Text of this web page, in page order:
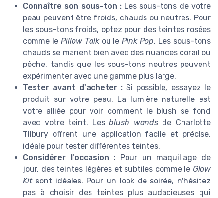
Connaître son sous-ton :Les sous-tons de votre
peau peuvent être froids, chauds ou neutres. Pour
les sous-tons froids, optez pour des teintes rosées
comme le Pillow Talkou lePink Pop. Les sous-tons
chauds se marient bien avec des nuances corail ou
pêche, tandis que les sous-tons neutres peuvent
expérimenter avec une gamme plus large.
Tester avant d'acheter :Si possible, essayez le
produit sur votre peau. La lumière naturelle est
votre alliée pour voir comment le blush se fond
avec votre teint. Lesblush wandsde Charlotte
Tilbury offrent une application facile et précise,
idéale pour tester différentes teintes.
Considérer l'occasion : Pour un maquillage de
jour, des teintes légères et subtiles comme le Glow
Kitsont idéales. Pour un look de soirée, n'hésitez
pas à choisir des teintes plus audacieuses qui